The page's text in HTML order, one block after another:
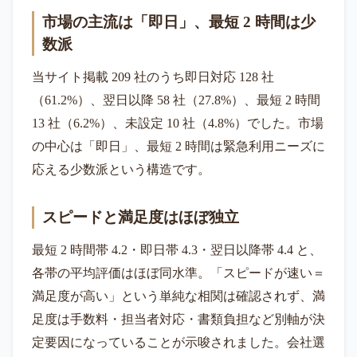
市場の主流は「即日」、最短 2 時間は少
数派
当サイト掲載 209 社のうち即日対応 128 社
（61.2%）、翌日以降 58 社（27.8%）、最短 2 時間
13 社（6.2%）、未設定 10 社（4.8%）でした。市場
の中心は「即日」、最短 2 時間は緊急利用ニーズに
応える少数派という構造です。
スピードと満足度はほぼ独立
最短 2 時間帯 4.2・即日帯 4.3・翌日以降帯 4.4 と、
各帯の平均評価はほぼ同水準。「スピードが速い＝
満足度が高い」という単純な相関は確認されず、満
足度は手数料・担当者対応・書類負担など別軸が決
定要因になっていることが示唆されました。会社選